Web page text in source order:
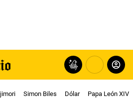
Simon Biles Dólar Papa León XIV